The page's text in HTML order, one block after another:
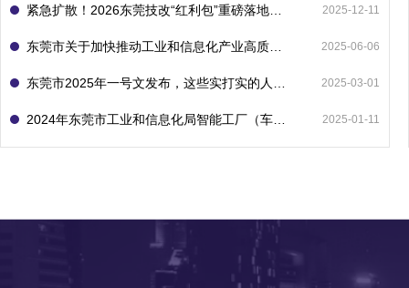
2025-12-11
2025-06-06
2025-03-01
2025-01-11